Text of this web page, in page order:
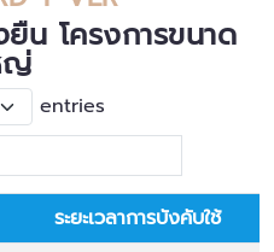
น โครงการขนาด
ญ่
entries
ระยะเวลาการบังคับใช้